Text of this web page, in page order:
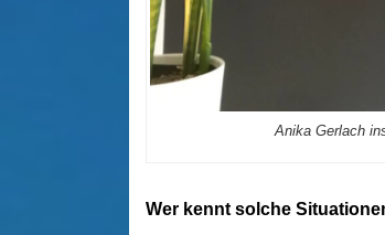
Anika Gerlach
Wer kennt solche